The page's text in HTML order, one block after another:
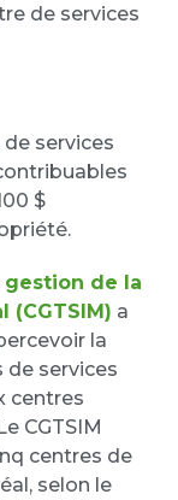
de services
services
$
de la
(CGTSIM) a
la
de services
centres
CGTSIM
centres de
selon le